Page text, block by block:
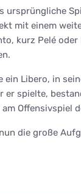
ursprüngliche
mit einem
kurz Pelé
Libero, in
er spielte,
Offensivspiel
die große